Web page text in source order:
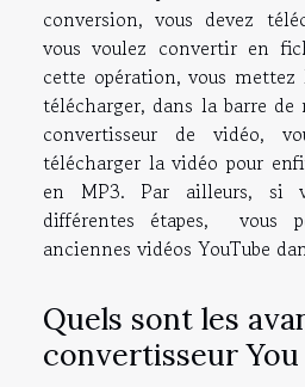
conversion, vous devez
vous voulez convertir en
cette opération, vous
télécharger, dans la barre de
convertisseur de vidéo,
télécharger la vidéo pour
en MP3. Par ailleurs, si
différentes étapes, vous
anciennes vidéos YouTube
Quels sont les
convertisseur